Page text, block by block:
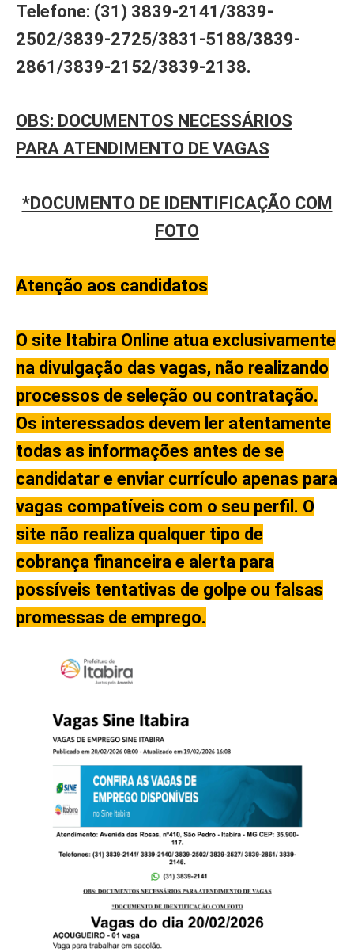
Telefone: (31) 3839-2141/3839-
2502/3839-2725/3831-5188/3839-
2861/3839-2152/3839-2138.
OBS: DOCUMENTOS NECESSÁRIOS
PARA ATENDIMENTO DE VAGAS
*DOCUMENTO DE IDENTIFICAÇÃO COM
FOTO
Atenção aos candidatos
O site Itabira Online atua exclusivamente
na divulgação das vagas, não realizando
processos de seleção ou contratação.
Os interessados devem ler atentamente
todas as informações antes de se
candidatar e enviar currículo apenas para
vagas compatíveis com o seu perfil. O
site não realiza qualquer tipo de
cobrança financeira e alerta para
possíveis tentativas de golpe ou falsas
promessas de emprego.